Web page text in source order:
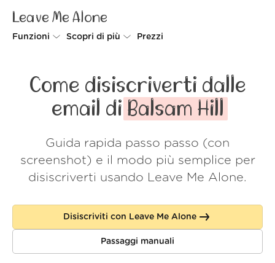
Leave Me Alone
Funzioni
Spam Blocker
Scopri di più
Come funziona
Sicurezza
Wall of Love
Accedi
Prezzi
Come disiscriverti dalle
email di Balsam Hill
Guida rapida passo passo (con
screenshot) e il modo più semplice per
disiscriverti usando Leave Me Alone.
Disiscriviti con Leave Me Alone
Passaggi manuali